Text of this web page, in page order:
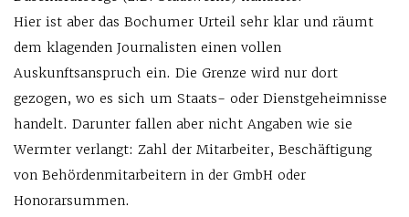
Hier ist aber das Bochumer Urteil sehr klar und räumt
dem klagenden Journalisten einen vollen
Auskunftsanspruch ein. Die Grenze wird nur dort
gezogen, wo es sich um Staats- oder Dienstgeheimnisse
handelt. Darunter fallen aber nicht Angaben wie sie
Wermter verlangt: Zahl der Mitarbeiter, Beschäftigung
von Behördenmitarbeitern in der GmbH oder
Honorarsummen.